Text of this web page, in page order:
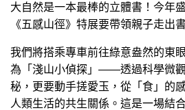
大自然是一本最棒的立體書！今年
《五感山徑》特展要帶領親子走出
我們將搭乘專車前往綠意盎然的東
為「淺山小偵探」——透過科學微
秘，更要動手搓愛玉，從「食」的
人類生活的共生關係。這是一場結